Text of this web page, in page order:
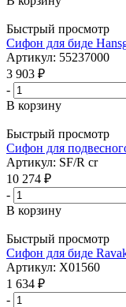
Быстрый просмотр
Сифон для биде
Артикул: 55237000
3 903 ₽
-
В корзину
Быстрый просмотр
Сифон для
Артикул: SF/R cr
10 274 ₽
-
В корзину
Быстрый просмотр
Сифон для биде
Артикул: X01560
1 634 ₽
-